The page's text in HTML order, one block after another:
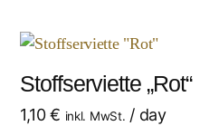
Stoffserviette „Rot“
1,10€ inkl. MwSt. / day